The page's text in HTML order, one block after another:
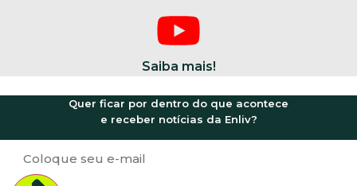
Saiba mais!
Quer ficar por dentro do que acontece
e receber notícias da Enliv?